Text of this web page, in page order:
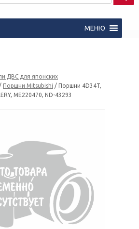
МЕНЮ
ДВС для японских
Поршни Mitsubishi / Поршни 4D34T,
ME220470, ND-43293